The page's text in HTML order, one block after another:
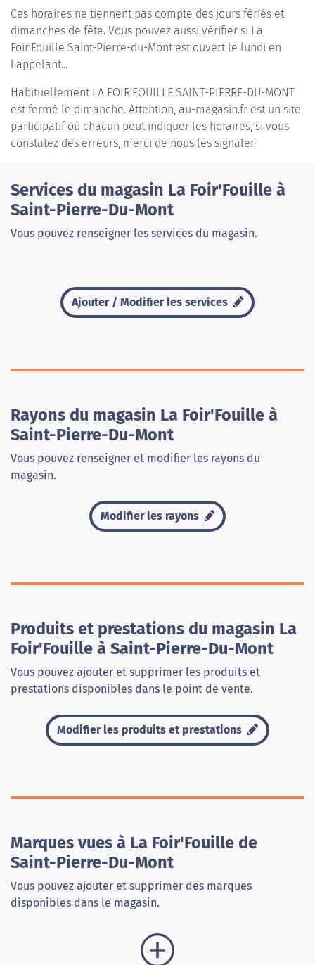
Ces horaires ne tiennent pas compte des jours fériés et
dimanches de fête. Vous pouvez aussi vérifier si La
Foir'Fouille Saint-Pierre-du-Mont est ouvert le lundi en
l'appelant...
Habituellement LA FOIR'FOUILLE SAINT-PIERRE-DU-MONT
est fermé le dimanche. Attention, au-magasin.fr est un site
participatif où chacun peut indiquer les horaires, si vous
constatez des erreurs, merci de nous les signaler.
Services du magasin La Foir'Fouille à
Saint-Pierre-Du-Mont
Vous pouvez renseigner les services du magasin.
Ajouter / Modifier les services
Rayons du magasin La Foir'Fouille à
Saint-Pierre-Du-Mont
Vous pouvez renseigner et modifier les rayons du
magasin.
Modifier les rayons
Produits et prestations du magasin La
Foir'Fouille à Saint-Pierre-Du-Mont
Vous pouvez ajouter et supprimer les produits et
prestations disponibles dans le point de vente.
Modifier les produits et prestations
Marques vues à La Foir'Fouille de
Saint-Pierre-Du-Mont
Vous pouvez ajouter et supprimer des marques
disponibles dans le magasin.